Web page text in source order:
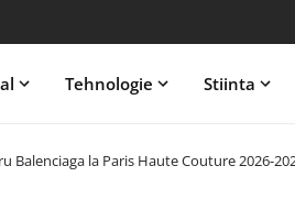
Tehnologie Stiinta
la Paris Haute Couture 2026-